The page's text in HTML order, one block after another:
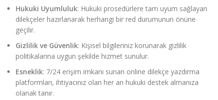
Hukuki Uyumluluk: Hukuki prosedürlere tam uyum sağlayan
dilekçeler hazırlanarak herhangi bir red durumunun önüne
geçilir.
Gizlilik ve Güvenlik: Kişisel bilgileriniz korunarak gizlilik
politikalarına uygun şekilde hizmet sunulur.
Esneklik: 7/24 erişim imkanı sunan online dilekçe yazdırma
platformları, ihtiyacınız olan her an hukuki destek almanıza
olanak tanır.